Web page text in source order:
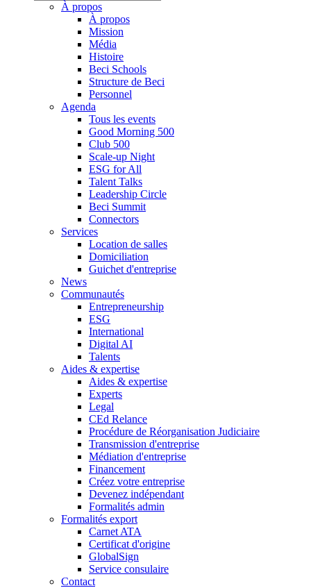
À propos
À propos
Mission
Média
Histoire
Beci Schools
Structure de Beci
Personnel
Agenda
Tous les events
Good Morning 500
Club 500
Scale-up Night
ESG for All
Talent Talks
Leadership Circle
Beci Summit
Connectors
Services
Location de salles
Domiciliation
Guichet d'entreprise
News
Communautés
Entrepreneurship
ESG
International
Digital AI
Talents
Aides & expertise
Aides & expertise
Experts
Legal
CEd Relance
Procédure de Réorganisation Judiciaire
Transmission d'entreprise
Médiation d'entreprise
Financement
Créez votre entreprise
Devenez indépendant
Formalités admin
Formalités export
Carnet ATA
Certificat d'origine
GlobalSign
Service consulaire
Contact